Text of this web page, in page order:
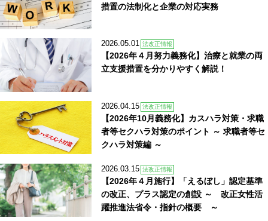
措置の法制化と企業の対応実務
2026.05.01 法改正情報
【2026年４月努力義務化】治療と就業の両
立支援措置を分かりやすく解説！
2026.04.15 法改正情報
【2026年10月義務化】カスハラ対策・求職
者等セクハラ対策のポイント ～ 求職者等セ
クハラ対策編 ～
2026.03.15 法改正情報
【2026年４月施行】「えるぼし」認定基準
の改正、プラス認定の創設 ～ 改正女性活
躍推進法省令・指針の概要 ～